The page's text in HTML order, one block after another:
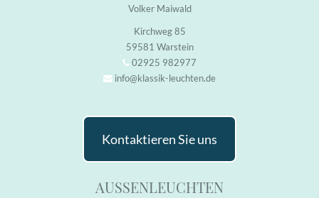
Volker Maiwald
Kirchweg 85
59581 Warstein
02925 982977
info@klassik-leuchten.de
Kontaktieren Sie uns
AUSSENLEUCHTEN